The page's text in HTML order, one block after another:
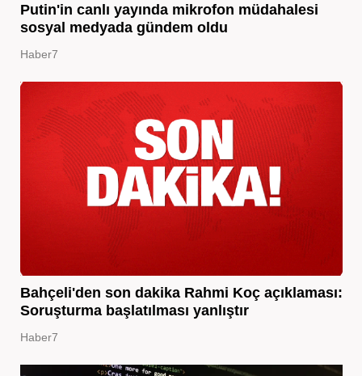
Putin'in canlı yayında mikrofon müdahalesi
sosyal medyada gündem oldu
Haber7
Bahçeli'den son dakika Rahmi Koç açıklaması:
Soruşturma başlatılması yanlıştır
Haber7